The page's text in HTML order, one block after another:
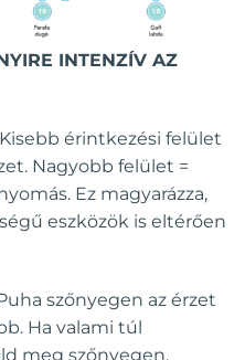
INTENZÍV AZ
Kisebb érintkezési felület
Nagyobb felület =
Ez magyarázza,
eszközök is eltérően
szőnyegen az érzet
Ha valami túl
meg szőnyegen.